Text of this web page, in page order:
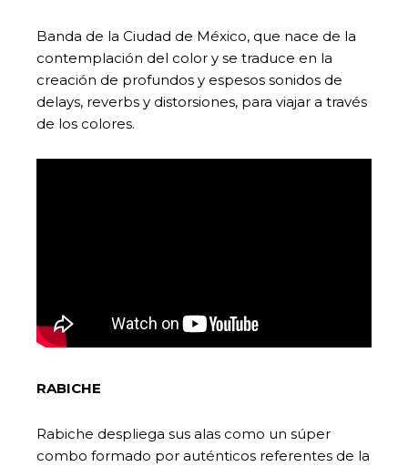
Banda de la Ciudad de México, que nace de la
contemplación del color y se traduce en la
creación de profundos y espesos sonidos de
delays, reverbs y distorsiones, para viajar a través
de los colores.
RABICHE
Rabiche despliega sus alas como un súper
combo formado por auténticos referentes de la